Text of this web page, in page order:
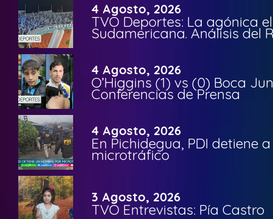
4 Agosto, 2026
TVO Deportes: La agónica
Sudamericana. Análisis del
4 Agosto, 2026
O’Higgins (1) vs (0) Boca
Conferencias de Prensa
4 Agosto, 2026
En Pichidegua, PDI detiene
microtráfico
3 Agosto, 2026
TVO Entrevistas: Pía Castro